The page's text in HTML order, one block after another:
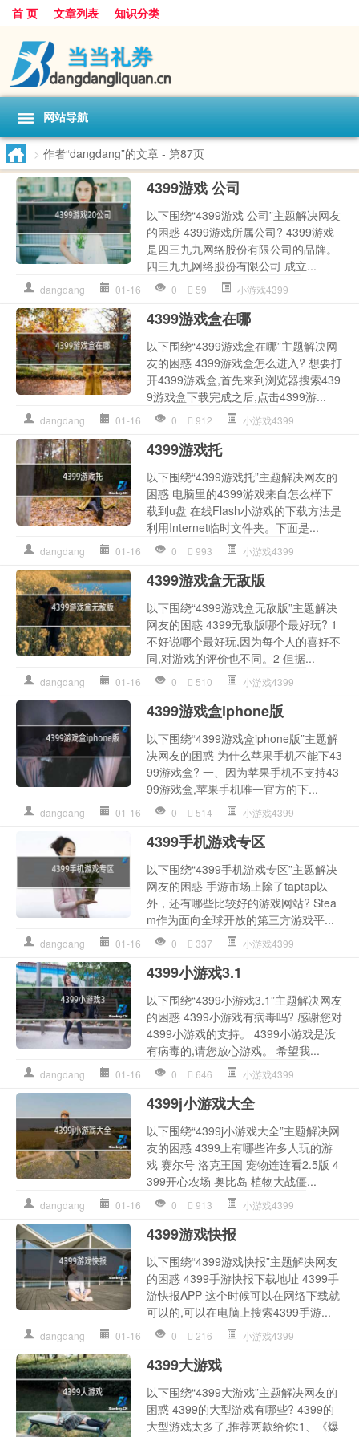
首 页 文章列表 知识分类
网站导航
> 作者“dangdang”的文章 - 第87页
4399游戏 公司
以下围绕“4399游戏 公司”主题解决网友
的困惑 4399游戏所属公司? 4399游戏
是四三九九网络股份有限公司的品牌。
四三九九网络股份有限公司 成立...
dangdang 01-16 0 59 小游戏4399
4399游戏盒在哪
以下围绕“4399游戏盒在哪”主题解决网
友的困惑 4399游戏盒怎么进入? 想要打
开4399游戏盒,首先来到浏览器搜索439
9游戏盒下载完成之后,点击4399游...
dangdang 01-16 0 912 小游戏4399
4399游戏托
以下围绕“4399游戏托”主题解决网友的
困惑 电脑里的4399游戏来自怎么样下
载到u盘 在线Flash小游戏的下载方法是
利用Internet临时文件夹。下面是...
dangdang 01-16 0 993 小游戏4399
4399游戏盒无敌版
以下围绕“4399游戏盒无敌版”主题解决
网友的困惑 4399无敌版哪个最好玩? 1
不好说哪个最好玩,因为每个人的喜好不
同,对游戏的评价也不同。2 但据...
dangdang 01-16 0 510 小游戏4399
4399游戏盒iphone版
以下围绕“4399游戏盒iphone版”主题解
决网友的困惑 为什么苹果手机不能下43
99游戏盒? 一、因为苹果手机不支持43
99游戏盒,苹果手机唯一官方的下...
dangdang 01-16 0 514 小游戏4399
4399手机游戏专区
以下围绕“4399手机游戏专区”主题解决
网友的困惑 手游市场上除了taptap以
外，还有哪些比较好的游戏网站? Stea
m作为面向全球开放的第三方游戏平...
dangdang 01-16 0 337 小游戏4399
4399小游戏3.1
以下围绕“4399小游戏3.1”主题解决网友
的困惑 4399小游戏有病毒吗? 感谢您对
4399小游戏的支持。 4399小游戏是没
有病毒的,请您放心游戏。 希望我...
dangdang 01-16 0 646 小游戏4399
4399j小游戏大全
以下围绕“4399j小游戏大全”主题解决网
友的困惑 4399上有哪些许多人玩的游
戏 赛尔号 洛克王国 宠物连连看2.5版 4
399开心农场 奥比岛 植物大战僵...
dangdang 01-16 0 913 小游戏4399
4399游戏快报
以下围绕“4399游戏快报”主题解决网友
的困惑 4399手游快报下载地址 4399手
游快报APP 这个时候可以在网络下载就
可以的,可以在电脑上搜索4399手游...
dangdang 01-16 0 216 小游戏4399
4399大游戏
以下围绕“4399大游戏”主题解决网友的
困惑 4399的大型游戏有哪些? 4399的
大型游戏太多了,推荐两款给你:1、《爆